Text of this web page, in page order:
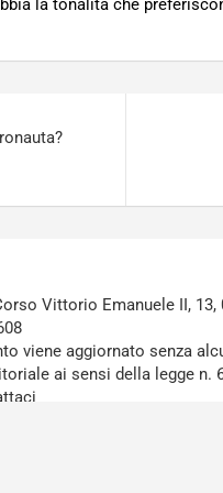
la tonalità che
Vittorio Emanuele II, 13,
viene aggiornato senza
ai sensi della legge n.